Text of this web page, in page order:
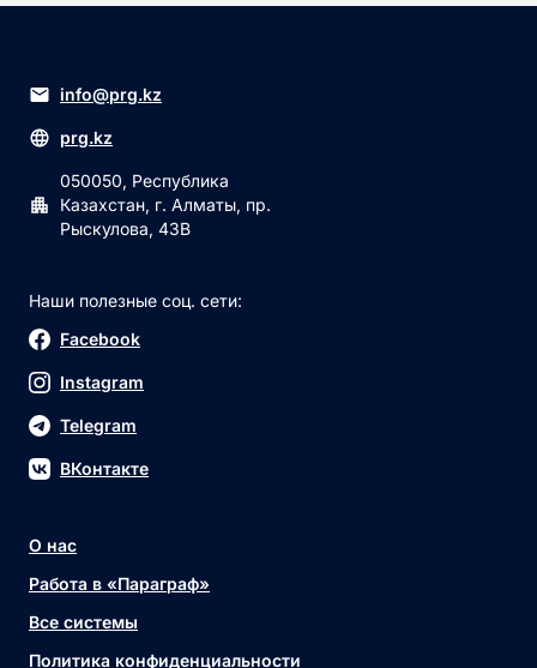
info@prg.kz
prg.kz
050050, Республика
Казахстан, г. Алматы, пр.
Рыскулова, 43В
Наши полезные соц. сети:
Facebook
Instagram
Telegram
ВКонтакте
О нас
Работа в «Параграф»
Все системы
Политика конфиденциальности